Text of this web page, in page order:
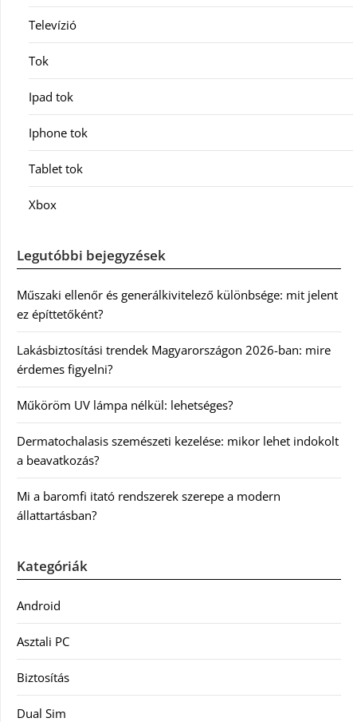
Televízió
Tok
Ipad tok
Iphone tok
Tablet tok
Xbox
Legutóbbi bejegyzések
Műszaki ellenőr és generálkivitelező különbsége: mit jelent
ez építtetőként?
Lakásbiztosítási trendek Magyarországon 2026-ban: mire
érdemes figyelni?
Műköröm UV lámpa nélkül: lehetséges?
Dermatochalasis szemészeti kezelése: mikor lehet indokolt
a beavatkozás?
Mi a baromfi itató rendszerek szerepe a modern
állattartásban?
Kategóriák
Android
Asztali PC
Biztosítás
Dual Sim